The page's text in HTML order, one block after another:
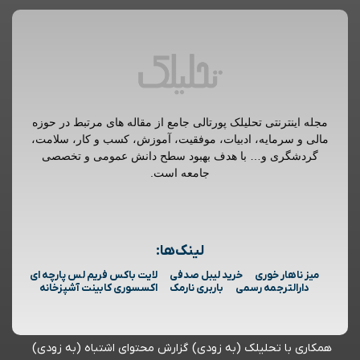
مجله اینترنتی تحلیلک پورتالی جامع از مقاله های مرتبط در حوزه
مالی و سرمایه، ادبیات، موفقیت، آموزش، کسب و کار، سلامت،
گردشگری و… با هدف بهبود سطح دانش عمومی و تخصصی
جامعه است.
لینک‌ها:
میز ناهار خوری خرید لیبل صدفی
لایت باکس فریم لس پارچه ای
دارالترجمه رسمی
باربری نارمک اکسسوری کابینت آشپزخانه
همکاری با تحلیلک (به زودی) گزارش محتوای اشتباه (به زودی)